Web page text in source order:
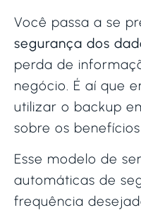
Você passa a se
segurança dos
perda de
negócio. É aí que
utilizar o backup
sobre os benefícios
Esse modelo de
automáticas de
frequência